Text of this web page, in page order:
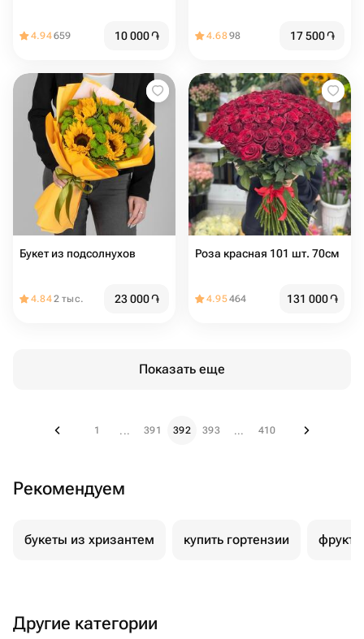
4.94659 10 000֏ 4.6898 17 500֏
Букет из подсолнухов
4.842 тыс. 23 000֏
Роза красная 101 шт. 70см
4.95464 131 000֏
Показать еще
1 ... 391 392 393 ... 410
Рекомендуем
букеты из хризантем купить гортензии
Другие категории